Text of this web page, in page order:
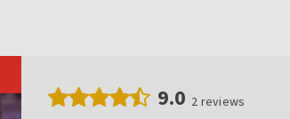
9.0 2 reviews